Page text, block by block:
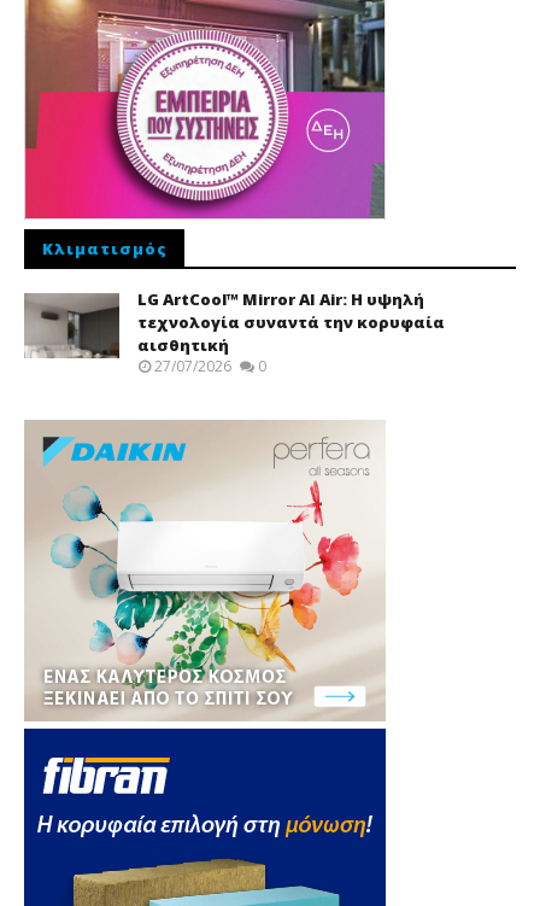
Κλιματισμός
LG ArtCool™ Mirror AI Air: Η υψηλή
τεχνολογία συναντά την κορυφαία
αισθητική
27/07/2026 0